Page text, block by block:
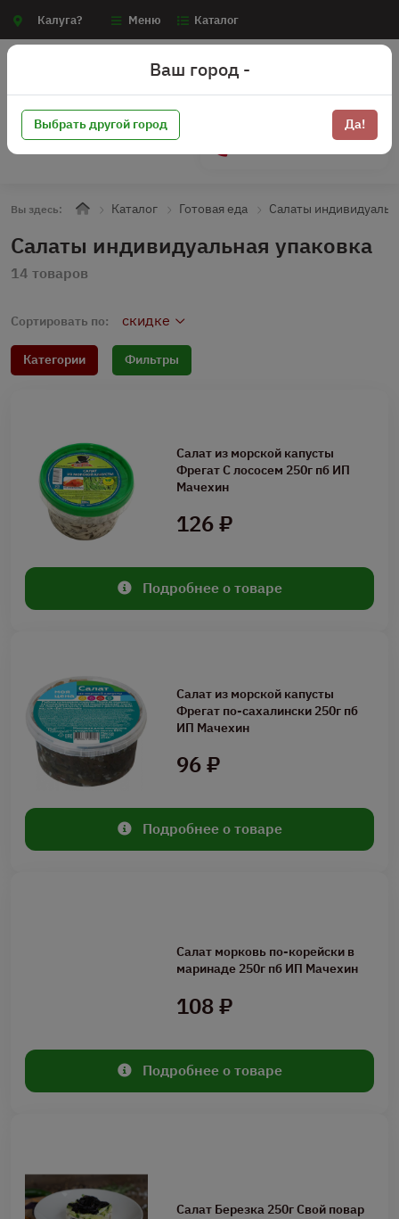
Калуга? Меню Каталог
Вы здесь: Каталог Готовая еда Салаты
Салаты индивидуальная упаковка
14 товаров
Сортировать по: скидке
Категории Фильтры
Салат из морской капусты
Фрегат С лососем 250г пб ИП
Мачехин
126 ₽
Подробнее о товаре
Салат из морской капусты
Фрегат по-сахалински 250г пб
ИП Мачехин
96 ₽
Подробнее о товаре
Салат морковь по-корейски в
маринаде 250г пб ИП Мачехин
108 ₽
Подробнее о товаре
Салат Березка 250г Свой повар
Ваш город -
Выбрать другой город Да!